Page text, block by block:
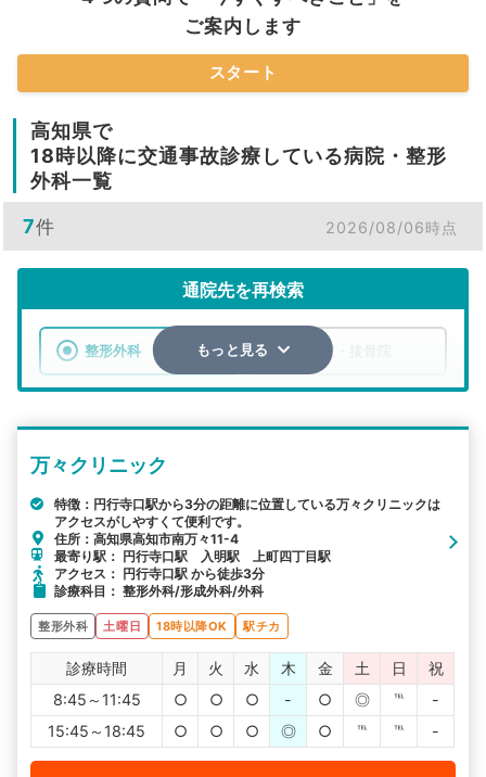
ご案内します
スタート
高知県で
18時以降に交通事故診療している病院・整形
外科一覧
7件 2026/08/06時点
通院先を再検索
整形外科 整骨院・接骨院
詳細条件で絞り込む
その他の検索方法
もっと見る
万々クリニック
特徴：円行寺口駅から3分の距離に位置している万々クリニックは
アクセスがしやすくて便利です。
住所：高知県高知市南万々11-4
最寄り駅： 円行寺口駅 入明駅 上町四丁目駅
アクセス： 円行寺口駅 から徒歩3分
診療科目： 整形外科/形成外科/外科
整形外科 土曜日 18時以降OK 駅チカ
診療時間 月 火 水 木 金 土 日
祝
8:45～11:45
○ ○ ○ - ○ ◎ ℡
-
15:45～18:45
○ ○ ○ ◎ ○ ℡ ℡ -